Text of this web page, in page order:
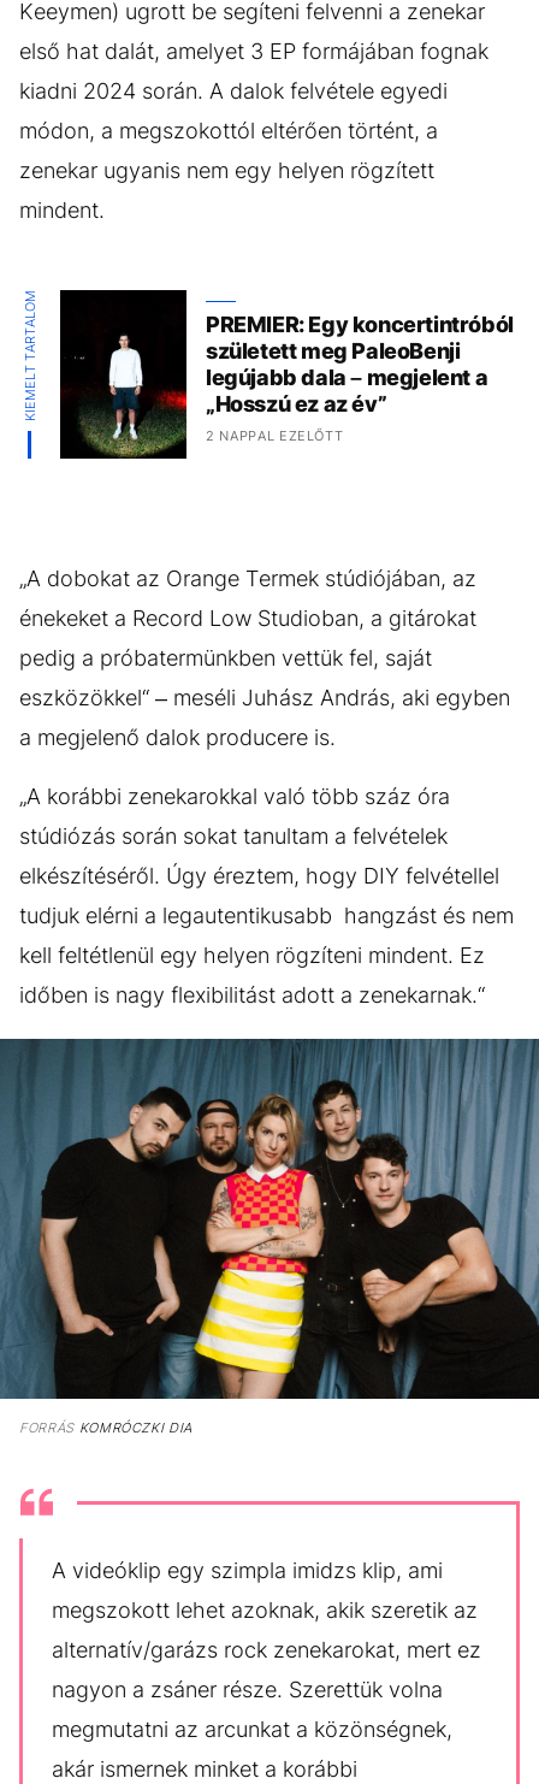
Keeymen) ugrott be segíteni felvenni a zenekar
első hat dalát, amelyet 3 EP formájában fognak
kiadni 2024 során. A dalok felvétele egyedi
módon, a megszokottól eltérően történt, a
zenekar ugyanis nem egy helyen rögzített
mindent.
KIEMELT TARTALOM
PREMIER: Egy koncertintróból
született meg PaleoBenji
legújabb dala – megjelent a
„Hosszú ez az év”
2 NAPPAL EZELŐTT
„A dobokat az Orange Termek stúdiójában, az
énekeket a Record Low Studioban, a gitárokat
pedig a próbatermünkben vettük fel, saját
eszközökkel“ – meséli Juhász András, aki egyben
a megjelenő dalok producere is.
„A korábbi zenekarokkal való több száz óra
stúdiózás során sokat tanultam a felvételek
elkészítéséről. Úgy éreztem, hogy DIY felvétellel
tudjuk elérni a legautentikusabb hangzást és nem
kell feltétlenül egy helyen rögzíteni mindent. Ez
időben is nagy flexibilitást adott a zenekarnak.“
FORRÁSKOMRÓCZKI DIA
A videóklip egy szimpla imidzs klip, ami
megszokott lehet azoknak, akik szeretik az
alternatív/garázs rock zenekarokat, mert ez
nagyon a zsáner része. Szerettük volna
megmutatni az arcunkat a közönségnek,
akár ismernek minket a korábbi